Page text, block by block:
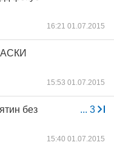
16:21 01.07.2015
15:53 01.07.2015
... 3
без
15:40 01.07.2015